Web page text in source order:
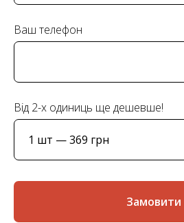
Ваш телефон
Від 2-х одиниць ще дешевше!
Замовити